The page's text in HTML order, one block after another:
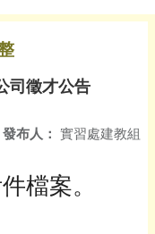
司徵才公告
發布人： 實習處建教組
檔案。